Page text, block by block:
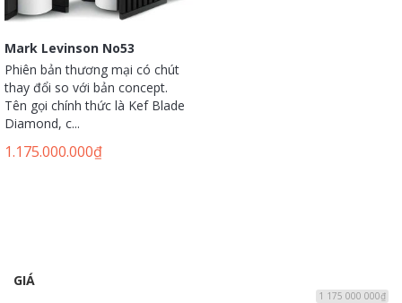
Mark Levinson No53
Phiên bản thương mại có chút
thay đổi so với bản concept.
Tên gọi chính thức là Kef Blade
Diamond, c...
1.175.000.000₫
GIÁ
1 175 000 000₫